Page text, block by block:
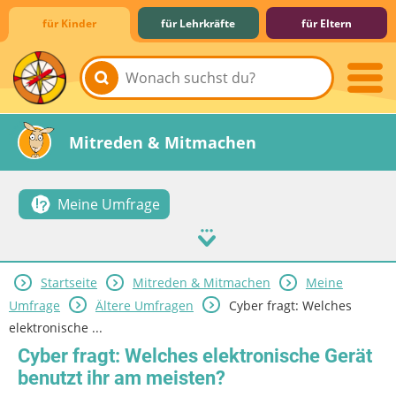
für Kinder für Lehrkräfte für Eltern
Lernen & Schule
Hobby & Freizeit
Spiel & Spaß
Mitreden & Mitmachen
Meine Umfrage
Startseite Mitreden & Mitmachen
Meine
Umfrage
Ältere Umfragen
Cyber fragt: Welches
elektronische ...
Cyber fragt: Welches elektronische Gerät
benutzt ihr am meisten?